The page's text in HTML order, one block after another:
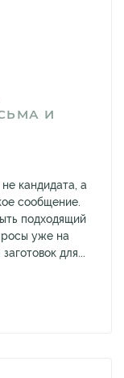
И
кандидата, а
сообщение.
подходящий
уже на
для...